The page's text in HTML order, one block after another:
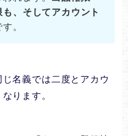
、そしてアカウント
。
名義では二度とアカウ
ります。